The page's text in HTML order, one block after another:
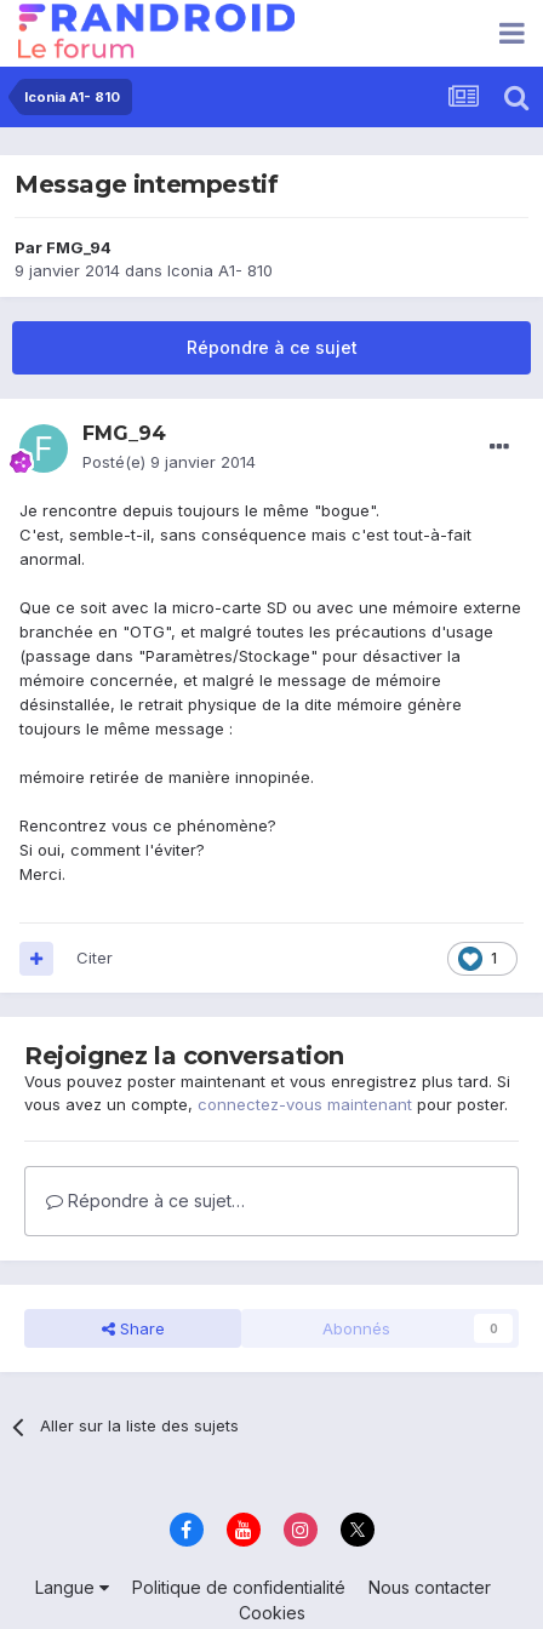
Iconia A1- 810
Message intempestif
Par FMG_94
9 janvier 2014 dans Iconia A1- 810
Répondre à ce sujet
FMG_94
Posté(e) 9 janvier 2014
Je rencontre depuis toujours le même "bogue".
C'est, semble-t-il, sans conséquence mais c'est tout-à-fait
anormal.
Que ce soit avec la micro-carte SD ou avec une mémoire externe
branchée en "OTG", et malgré toutes les précautions d'usage
(passage dans "Paramètres/Stockage" pour désactiver la
mémoire concernée, et malgré le message de mémoire
désinstallée, le retrait physique de la dite mémoire génère
toujours le même message :
mémoire retirée de manière innopinée.
Rencontrez vous ce phénomène?
Si oui, comment l'éviter?
Merci.
1
Citer
Rejoignez la conversation
Vous pouvez poster maintenant et vous enregistrez plus tard. Si
vous avez un compte, connectez-vous maintenant pour poster.
Répondre à ce sujet…
Share Abonnés 0
Aller sur la liste des sujets
Langue Politique de confidentialité
Nous contacter
Cookies